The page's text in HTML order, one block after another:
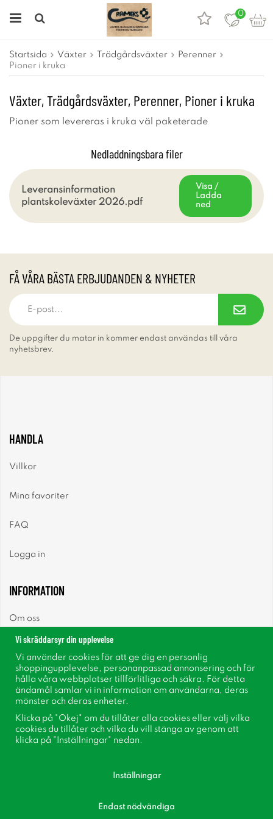
0
Startsida Växter Trädgårdsväxter
Perenner
Pioner i kruka
Växter, Trädgårdsväxter, Perenner, Pioner i kruka
Pioner som levereras i kruka väl paketerade
Nedladdningsbara filer
Leveransinformation
plantskoleväxter 2026.pdf
Visa /
Ladda
ned
FÅ VÅRA BÄSTA ERBJUDANDEN & NYHETER
De uppgifter du matar in kommer endast användas till våra
nyhetsbrev.
HANDLA
Villkor
Mina favoriter
FAQ
Logga in
INFORMATION
Om oss
Nyhetsbrev
Om cookies
Inspiration
Vi skräddarsyr din upplevelse
Vi använder cookies för att ge dig en personlig
shoppingupplevelse, personanpassad annonsering och för
hålla våra webbplatser tillförlitliga och säkra. För detta
ändamål samlar vi in information om användarna, deras
mönster och deras enheter.
Klicka på "Okej" om du tillåter alla cookies eller välj vilka
cookies du tillåter och vilka du vill stänga av genom att
klicka på "Inställningar" nedan.
Inställningar
Endast nödvändiga